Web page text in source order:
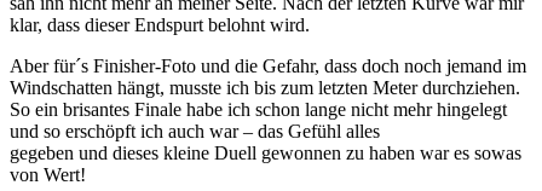
klar, dass dieser Endspurt belohnt wird.
Aber für´s Finisher-Foto und die Gefahr, dass doch noch jemand im
Windschatten hängt, musste ich bis zum letzten Meter durchziehen.
So ein brisantes Finale habe ich schon lange nicht mehr hingelegt
und so erschöpft ich auch war – das Gefühl alles
gegeben und dieses kleine Duell gewonnen zu haben war es sowas
von Wert!